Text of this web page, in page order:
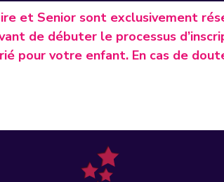
et Senior sont exclusivement
de débuter le processus
pour votre enfant. En cas de